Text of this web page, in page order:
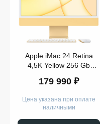
Apple iMac 24 Retina
4,5K Yellow 256 Gb
179 990 ₽
Цена указана при оплате
наличными